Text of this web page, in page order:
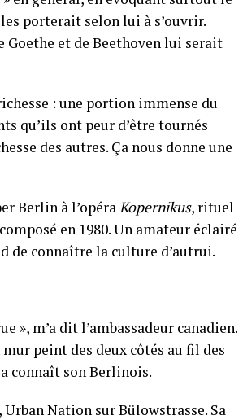
porterait selon lui à s’ouvrir.
et de Beethoven lui serait
: une portion immense du
qu’ils ont peur d’être tournés
des autres. Ça nous donne une
Berlin à l’opéraKopernikus, rituel
en 1980. Un amateur éclairé
de connaître la culture d’autrui.
», m’a dit l’ambassadeur canadien.
mur peint des deux côtés au fil des
connaît son Berlinois.
Nation sur Bülowstrasse. Sa